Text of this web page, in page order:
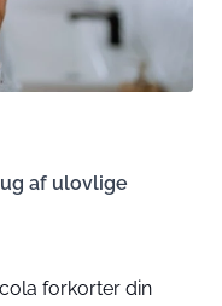
af ulovlige
forkorter din